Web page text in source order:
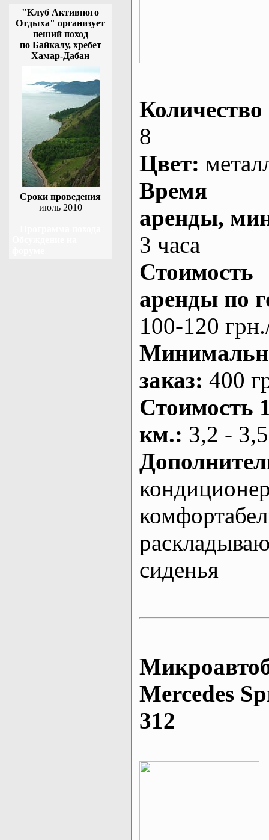
"Клуб Активного
Отдыха" организует
пеший поход
по Байкалу, хребет
Хамар-Дабан
Сроки проведения
июль 2010
Количество
8
Цвет:
Время
аренды,
3 часа
Стоимость
аренды по
100-120
заказ: 400
Стоимость
км.: 3,2 -
сиденья
Mеrcedes
312